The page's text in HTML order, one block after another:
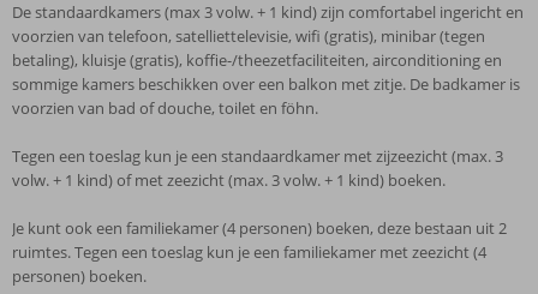
De standaardkamers (max 3 volw. + 1 kind) zijn comfortabel ingericht en
voorzien van telefoon, satelliettelevisie, wifi (gratis), minibar (tegen
betaling), kluisje (gratis), koffie-/theezetfaciliteiten, airconditioning en
sommige kamers beschikken over een balkon met zitje. De badkamer is
voorzien van bad of douche, toilet en föhn.
Tegen een toeslag kun je een standaardkamer met zijzeezicht (max. 3
volw. + 1 kind) of met zeezicht (max. 3 volw. + 1 kind) boeken.
Je kunt ook een familiekamer (4 personen) boeken, deze bestaan uit 2
ruimtes. Tegen een toeslag kun je een familiekamer met zeezicht (4
personen) boeken.